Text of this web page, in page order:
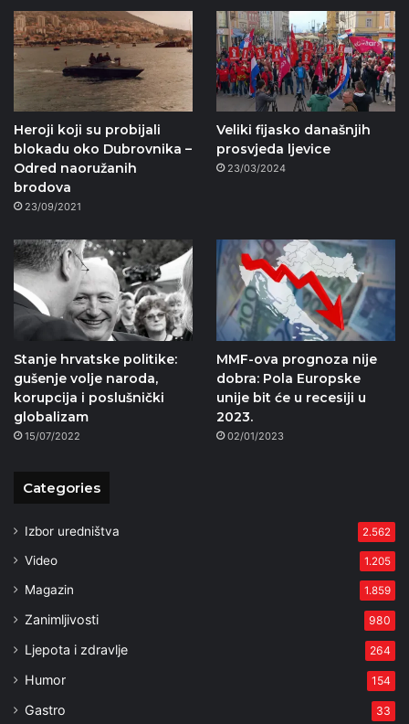
Heroji koji su probijali
blokadu oko Dubrovnika –
Odred naoružanih
brodova
23/09/2021
Veliki fijasko današnjih
prosvjeda ljevice
23/03/2024
Stanje hrvatske politike:
gušenje volje naroda,
korupcija i poslušnički
globalizam
15/07/2022
MMF-ova prognoza nije
dobra: Pola Europske
unije bit će u recesiji u
2023.
02/01/2023
Categories
Izbor uredništva 2.562
Video 1.205
Magazin 1.859
Zanimljivosti 980
Ljepota i zdravlje 264
Humor 154
Gastro 33